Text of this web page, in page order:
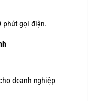
phút gọi điện.
doanh nghiệp.